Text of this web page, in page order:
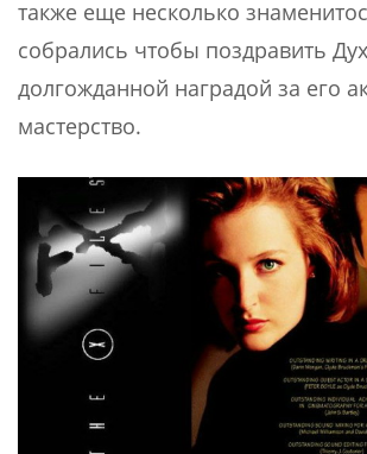
также еще несколько
собрались чтобы поздравить
долгожданной наградой за его
мастерство.